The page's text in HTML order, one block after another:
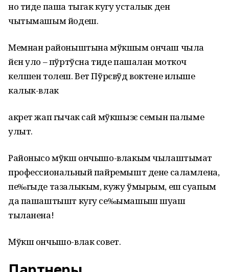
но тиде паша тыгак кугу усталык ден
чытымашым йодеш.
Мемнан районыштына мўкшым ончаш чыла
йєн уло – пўртўсна тиде пашалан моткоч
келшен толеш. Вет Пўрєвўд воктене илыше
калык-влак
акрет жап гычак сай мўкшызє семын палыме
улыт.
Районысо мўкш ончышо-влакым чылаштымат
профессиональный пайремышт дене саламлена,
пе‰гыде тазалыкым, кужу ўмырым, еш суапым
да пашаштышт кугу се‰ымашыш шуаш
тыланена!
Мўкш ончышо-влак совет.